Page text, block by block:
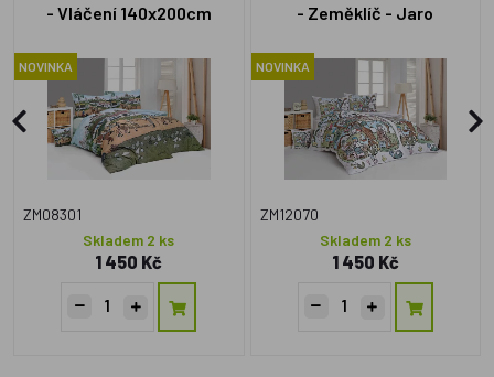
- Vláčení 140x200cm
NOVINKA
ZM08301
Skladem 2 ks
1 450 Kč
- Zeměklíč - Jaro
NOVINKA
ZM12070
Skladem 2 ks
1 450 Kč